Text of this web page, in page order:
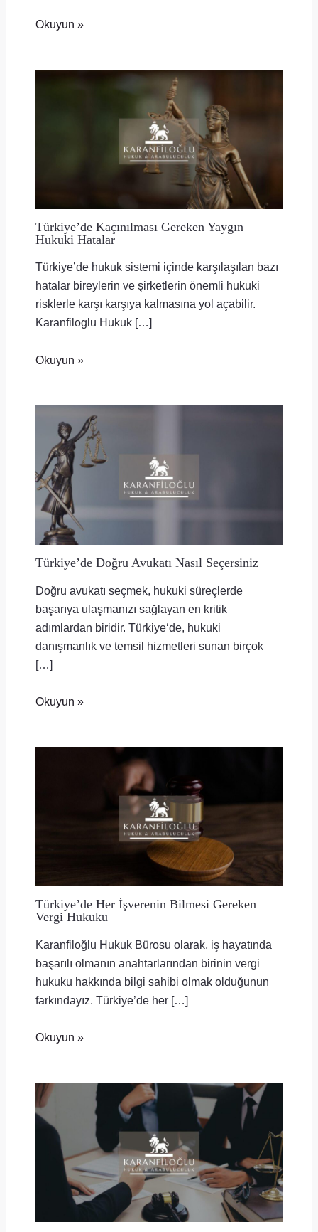
Okuyun »
Türkiye’de Kaçınılması Gereken Yaygın
Hukuki Hatalar
Türkiye’de hukuk sistemi içinde karşılaşılan bazı
hatalar bireylerin ve şirketlerin önemli hukuki
risklerle karşı karşıya kalmasına yol açabilir.
Karanfiloglu Hukuk […]
Okuyun »
Türkiye’de Doğru Avukatı Nasıl Seçersiniz
Doğru avukatı seçmek, hukuki süreçlerde
başarıya ulaşmanızı sağlayan en kritik
adımlardan biridir. Türkiye‘de, hukuki
danışmanlık ve temsil hizmetleri sunan birçok
[…]
Okuyun »
Türkiye’de Her İşverenin Bilmesi Gereken
Vergi Hukuku
Karanfiloğlu Hukuk Bürosu olarak, iş hayatında
başarılı olmanın anahtarlarından birinin vergi
hukuku hakkında bilgi sahibi olmak olduğunun
farkındayız. Türkiye’de her […]
Okuyun »